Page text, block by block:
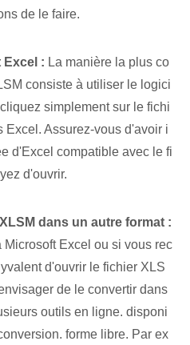
de le faire.
⁢Excel : ‌La manière la plus co
consiste à utiliser le logici
simplement sur le fichi
Excel. Assurez-vous d'avoir i
d'Excel compatible avec le fi
d'ouvrir.
dans un autre format :
⁣Excel⁢ ou si vous rec
d'ouvrir le fichier XLS
de le convertir dans
outils en ligne. disponi
forme libre. Par ex